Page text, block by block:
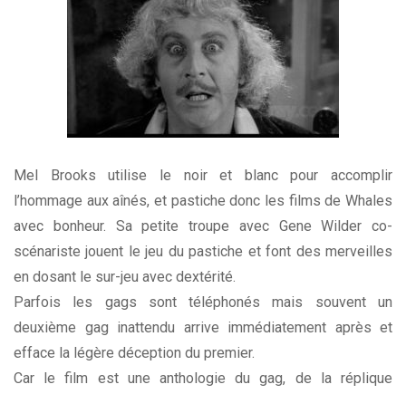
Mel Brooks utilise le noir et blanc pour accomplir
l’hommage aux aînés, et pastiche donc les films de Whales
avec bonheur. Sa petite troupe avec Gene Wilder co-
scénariste jouent le jeu du pastiche et font des merveilles
en dosant le sur-jeu avec dextérité.
Parfois les gags sont téléphonés mais souvent un
deuxième gag inattendu arrive immédiatement après et
efface la légère déception du premier.
Car le film est une anthologie du gag, de la réplique